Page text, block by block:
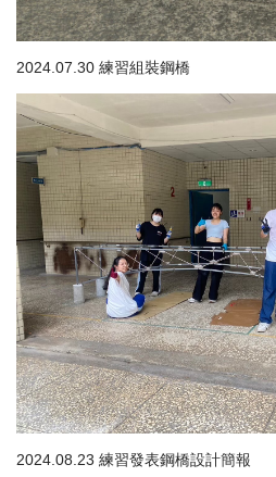
2024.07.30 練習組裝鋼橋
2024.08.23 練習發表鋼橋設計簡報